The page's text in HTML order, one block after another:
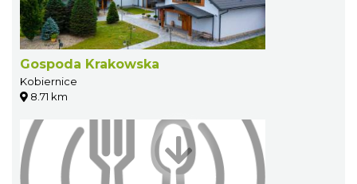
Gospoda Krakowska
Kobiernice
8.71 km